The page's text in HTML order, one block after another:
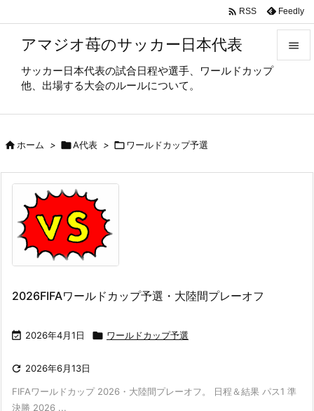
アマジオ苺のサッカー日本代表
サッカー日本代表の試合日程や選手、ワールドカップ
他、出場する大会のルールについて。


 RSS Feedly
ホーム > A代表 > ワールドカップ予選
2026FIFAワールドカップ予選・大陸間プレーオフ
 2026年4月1日  ワールドカップ予選
 2026年6月13日
FIFAワールドカップ 2026・大陸間プレーオフ。 日程＆結果 パス1 準
決勝 2026 ...